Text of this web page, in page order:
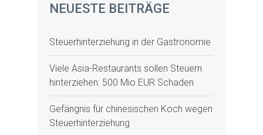
NEUESTE BEITRÄGE
Steuerhinterziehung in der Gastronomie
Viele Asia-Restaurants sollen Steuern
hinterziehen: 500 Mio EUR Schaden
Gefängnis für chinesischen Koch wegen
Steuerhinterziehung